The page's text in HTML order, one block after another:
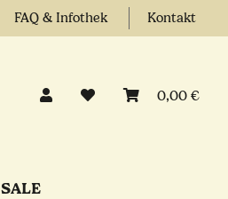
FAQ & Infothek Kontakt
0,00 €
SALE